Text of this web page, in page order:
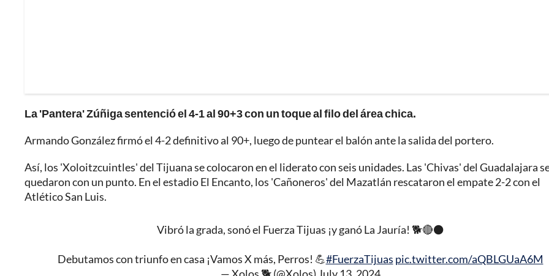
La 'Pantera' Zúñiga sentenció el 4-1 al 90+3 con un toque al filo del área chica.
Armando González firmó el 4-2 definitivo al 90+, luego de puntear el balón ante la salida del portero.
Así, los 'Xoloitzcuintles' del Tijuana se colocaron en el liderato con seis unidades. Las 'Chivas' del Guadalajara
quedaron con un punto. En el estadio El Encanto, los 'Cañoneros' del Mazatlán rescataron el empate 2-2 con el
Atlético San Luis.
Vibró la grada, sonó el Fuerza Tijuas ¡y ganó La Jauría! 🐕🔴⚫️
Debutamos con triunfo en casa ¡Vamos X más, Perros! 💪#FuerzaTijuas pic.twitter.com/aQBLGUaA6M